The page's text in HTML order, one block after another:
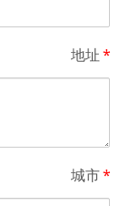
地址*
城市*